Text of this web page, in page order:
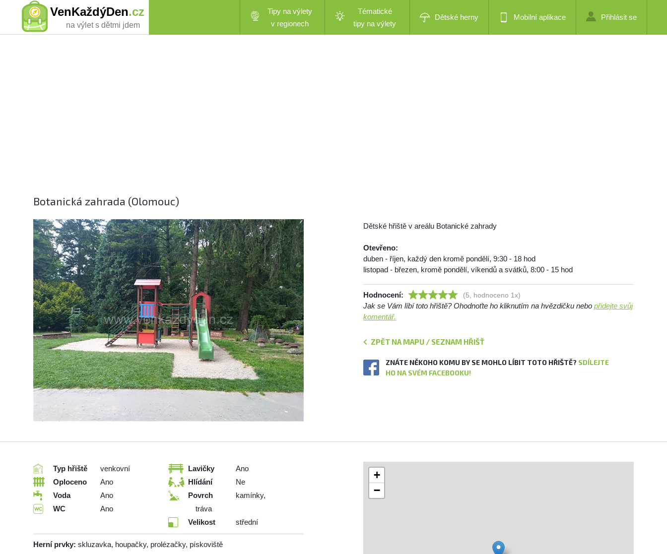
VenKaždýDen.cz
na výlet s dětmi jdem
Tipy na výlety
v regionech
Tématické
tipy na výlety
Dětské herny Mobilní aplikace Přihlásit se
Botanická zahrada (Olomouc)
Dětské hřiště v areálu Botanické zahrady
Otevřeno:
duben - říjen, každý den kromě pondělí, 9:30 - 18 hod
listopad - březen, kromě pondělí, víkendů a svátků, 8:00 - 15 hod
Hodnocení: (5, hodnoceno 1x)
Jak se Vám líbí toto hřiště? Ohodnoťte ho kliknutím na hvězdičku nebopřidejte svůj
komentář.
ZPĚT NA MAPU / SEZNAM HŘIŠŤ
ZNÁTE NĚKOHO KOMU BY SE MOHLO LÍBIT TOTO HŘIŠTĚ? SDÍLEJTE
HO NA SVÉM FACEBOOKU!
Typ hřiště
venkovní
Oploceno
Ano
Voda
Ano
WC
Ano
Lavičky
Ano
Hlídání
Ne
Povrch
kamínky,
tráva
Velikost
střední
Herní prvky: skluzavka, houpačky, prolézačky, pískoviště
+
−